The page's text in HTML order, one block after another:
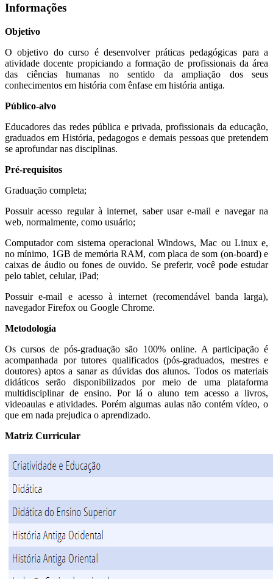
Informações
Objetivo
O objetivo do curso é desenvolver práticas pedagógicas para a
atividade docente propiciando a formação de profissionais da área
das ciências humanas no sentido da ampliação dos seus
conhecimentos em história com ênfase em história antiga.
Público-alvo
Educadores das redes pública e privada, profissionais da educação,
graduados em História, pedagogos e demais pessoas que pretendem
se aprofundar nas disciplinas.
Pré-requisitos
Graduação completa;
Possuir acesso regular à internet, saber usar e-mail e navegar na
web, normalmente, como usuário;
Computador com sistema operacional Windows, Mac ou Linux e,
no mínimo, 1GB de memória RAM, com placa de som (on-board) e
caixas de áudio ou fones de ouvido. Se preferir, você pode estudar
pelo tablet, celular, iPad;
Possuir e-mail e acesso à internet (recomendável banda larga),
navegador Firefox ou Google Chrome.
Metodologia
Os cursos de pós-graduação são 100% online. A participação é
acompanhada por tutores qualificados (pós-graduados, mestres e
doutores) aptos a sanar as dúvidas dos alunos. Todos os materiais
didáticos serão disponibilizados por meio de uma plataforma
multidisciplinar de ensino. Por lá o aluno tem acesso a livros,
videoaulas e atividades. Porém algumas aulas não contém vídeo, o
que em nada prejudica o aprendizado.
Matriz Curricular